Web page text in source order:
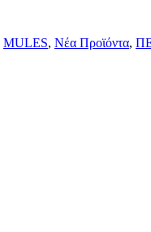
MULES, Νέα Προϊόντα,